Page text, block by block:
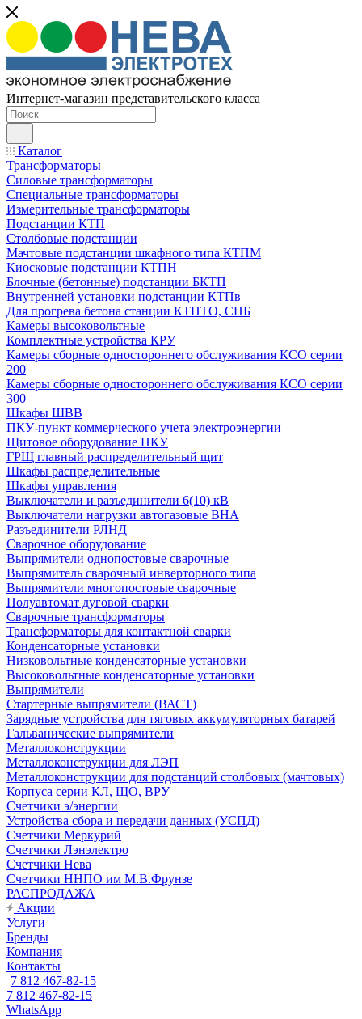
Интернет-магазин представительского класса
Каталог
Трансформаторы
Силовые трансформаторы
Специальные трансформаторы
Измерительные трансформаторы
Подстанции КТП
Столбовые подстанции
Мачтовые подстанции шкафного типа КТПМ
Киосковые подстанции КТПН
Блочные (бетонные) подстанции БКТП
Внутренней установки подстанции КТПв
Для прогрева бетона станции КТПТО, СПБ
Камеры высоковольтные
Комплектные устройства КРУ
Камеры сборные одностороннего обслуживания КСО серии
200
Камеры сборные одностороннего обслуживания КСО серии
300
Шкафы ШВВ
ПКУ-пункт коммерческого учета электроэнергии
Щитовое оборудование НКУ
ГРЩ главный распределительный щит
Шкафы распределительные
Шкафы управления
Выключатели и разъединители 6(10) кВ
Выключатели нагрузки автогазовые ВНА
Разъединители РЛНД
Сварочное оборудование
Выпрямители однопостовые сварочные
Выпрямитель сварочный инверторного типа
Выпрямители многопостовые сварочные
Полуавтомат дуговой сварки
Сварочные трансформаторы
Трансформаторы для контактной сварки
Конденсаторные установки
Низковольтные конденсаторные установки
Высоковольтные конденсаторные установки
Выпрямители
Стартерные выпрямители (ВАСТ)
Зарядные устройства для тяговых аккумуляторных батарей
Гальванические выпрямители
Металлоконструкции
Металлоконструкции для ЛЭП
Металлоконструкции для подстанций столбовых (мачтовых)
Корпуса серии КЛ, ЩО, ВРУ
Счетчики э/энергии
Устройства сбора и передачи данных (УСПД)
Счетчики Меркурий
Счетчики Лэнэлектро
Счетчики Нева
Счетчики ННПО им М.В.Фрунзе
РАСПРОДАЖА
Акции
Услуги
Бренды
Компания
Контакты
7 812 467-82-15
7 812 467-82-15
WhatsApp